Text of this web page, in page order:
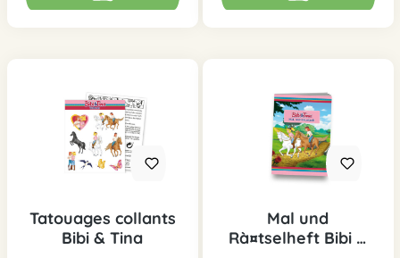
Tatouages collants
Bibi & Tina
Mal und
Rà¤tselheft Bibi &